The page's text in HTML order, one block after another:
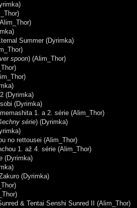
Summer (Dyrimka)
spoon) (Alim_Thor)
(Dyrimka)
(Dyrimka)
1. a 2. série (Alim_Thor)
série) (Dyrimka)
no rettousei (Alim_Thor)
1. až 4. série (Alim_Thor)
(Dyrimka)
(Dyrimka)
& Tentai Senshi Sunred II (Alim_Thor)